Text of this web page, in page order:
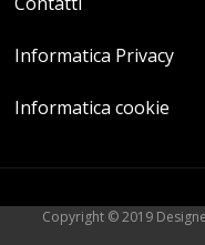
Informatica Privacy
Informatica cookie
Copyright © 2019